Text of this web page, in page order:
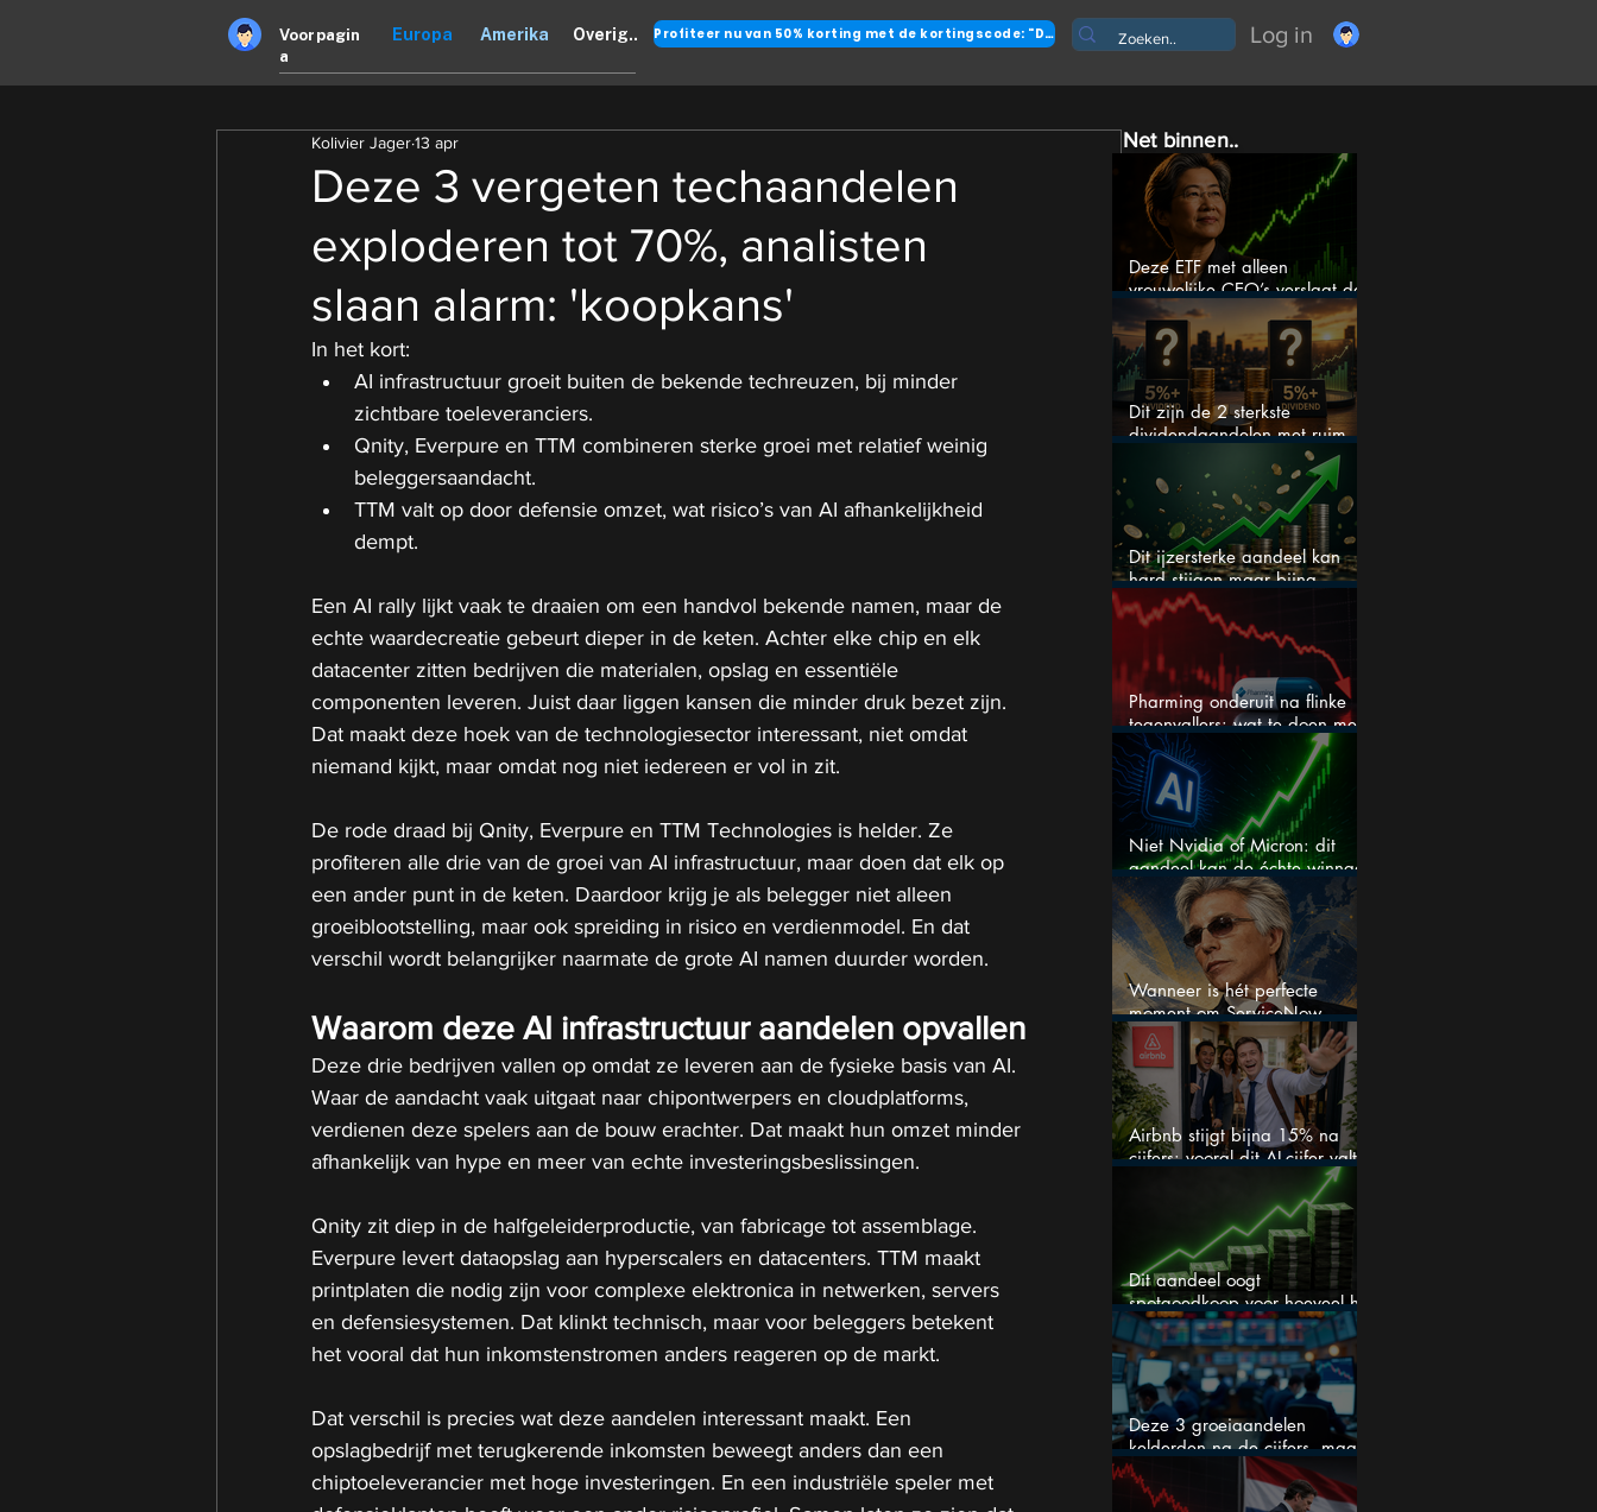
Voorpagin
a
Europa Amerika Overig.. Profiteer nu van 50% korting met de kortingscode: "DANK" Log in
Deze 3 vergeten techaandelen
exploderen tot 70%, analisten
slaan alarm: 'koopkans'
Kolivier Jager13 apr
In het kort:
AI infrastructuur groeit buiten de bekende techreuzen, bij minder
zichtbare toeleveranciers.
Qnity, Everpure en TTM combineren sterke groei met relatief weinig
beleggersaandacht.
TTM valt op door defensie omzet, wat risico’s van AI afhankelijkheid
dempt.
Een AI rally lijkt vaak te draaien om een handvol bekende namen, maar de
echte waardecreatie gebeurt dieper in de keten. Achter elke chip en elk
datacenter zitten bedrijven die materialen, opslag en essentiële
componenten leveren. Juist daar liggen kansen die minder druk bezet zijn.
Dat maakt deze hoek van de technologiesector interessant, niet omdat
niemand kijkt, maar omdat nog niet iedereen er vol in zit.
De rode draad bij Qnity, Everpure en TTM Technologies is helder. Ze
profiteren alle drie van de groei van AI infrastructuur, maar doen dat elk op
een ander punt in de keten. Daardoor krijg je als belegger niet alleen
groeiblootstelling, maar ook spreiding in risico en verdienmodel. En dat
verschil wordt belangrijker naarmate de grote AI namen duurder worden.
Waarom deze AI infrastructuur aandelen opvallen
Deze drie bedrijven vallen op omdat ze leveren aan de fysieke basis van AI.
Waar de aandacht vaak uitgaat naar chipontwerpers en cloudplatforms,
verdienen deze spelers aan de bouw erachter. Dat maakt hun omzet minder
afhankelijk van hype en meer van echte investeringsbeslissingen.
Qnity zit diep in de halfgeleiderproductie, van fabricage tot assemblage.
Everpure levert dataopslag aan hyperscalers en datacenters. TTM maakt
printplaten die nodig zijn voor complexe elektronica in netwerken, servers
en defensiesystemen. Dat klinkt technisch, maar voor beleggers betekent
het vooral dat hun inkomstenstromen anders reageren op de markt.
Dat verschil is precies wat deze aandelen interessant maakt. Een
opslagbedrijf met terugkerende inkomsten beweegt anders dan een
chiptoeleverancier met hoge investeringen. En een industriële speler met
Net binnen..
Deze ETF met alleen
vrouwelijke CEO’s verslaat de
S&P 500 keihard
Dit zijn de 2 sterkste
dividendaandelen met ruim
Dit ijzersterke aandeel kan
hard stijgen maar bijna
niemand kijkt
Pharming onderuit na flinke
tegenvallers: wat te doen met
het aandeel?
Niet Nvidia of Micron: dit
aandeel kan de échte winnaar
van de AI-race worden
Wanneer is hét perfecte
moment om ServiceNow
aandelen te kopen?
Airbnb stijgt bijna 15% na
cijfers: vooral dit AI-cijfer valt
Dit aandeel oogt
spotgoedkoop voor hoeveel het
kan stijgen
Deze 3 groeiaandelen
kelderden na de cijfers, maar
één is mijn duidelijke favoriet